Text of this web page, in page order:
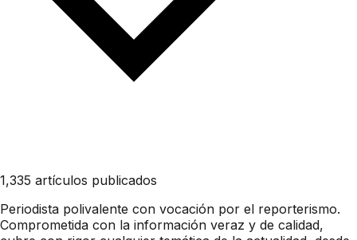
1,335 artículos publicados
Periodista polivalente con vocación por el reporterismo.
Comprometida con la información veraz y de calidad,